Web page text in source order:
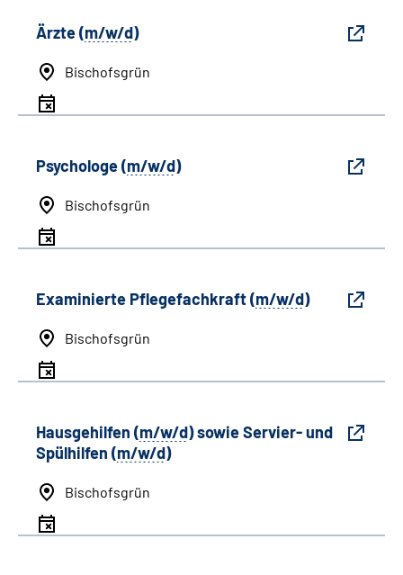
Ärzte (m/w/d)
Bischofsgrün
Psychologe (m/w/d)
Bischofsgrün
Examinierte Pflegefachkraft (m/w/d)
Bischofsgrün
Hausgehilfen (m/w/d) sowie Servier- und
Spülhilfen (m/w/d)
Bischofsgrün